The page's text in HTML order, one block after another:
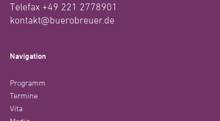
Telefax +49 221 2778901
kontakt@buerobreuer.de
Navigation
Programm
Termine
Vita